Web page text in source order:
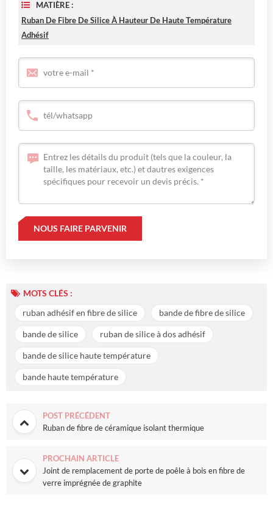
MATIÈRE :
Ruban De Fibre De Silice À Hauteur De Haute Température
Adhésif
MOTS CLÉS :
ruban adhésif en fibre de silice
bande de fibre de silice
bande de silice ruban de silice à dos adhésif
bande de silice haute température
bande haute température
POST PRÉCÉDENT
Ruban de fibre de céramique isolant thermique
PROCHAIN ARTICLE
Joint de remplacement de porte de poêle à bois en fibre de
verre imprégnée de graphite